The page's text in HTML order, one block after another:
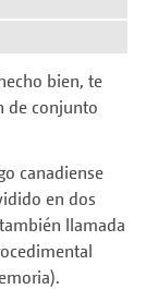
bien, te
de conjunto
canadiense
en dos
llamada